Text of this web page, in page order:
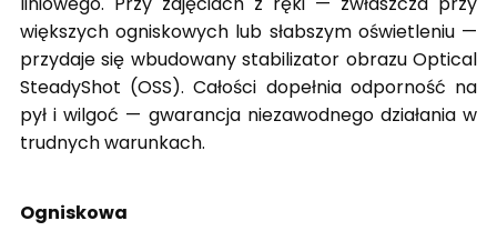
większych ogniskowych lub słabszym oświetleniu —
przydaje się wbudowany stabilizator obrazu Optical
SteadyShot (OSS). Całości dopełnia odporność na
pył i wilgoć — gwarancja niezawodnego działania w
trudnych warunkach.
Ogniskowa